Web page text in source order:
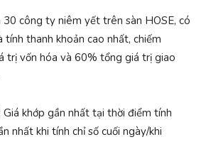
30 công ty niêm yết trên sàn HOSE, có
thanh khoản cao nhất, chiếm
trị vốn hóa và 60% tổng giá trị giao
Giá khớp gần nhất tại thời điểm tính
nhất khi tính chỉ số cuối ngày/khi